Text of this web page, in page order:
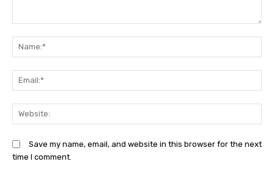
Save my name, email, and website in this browser for the next
time I comment.